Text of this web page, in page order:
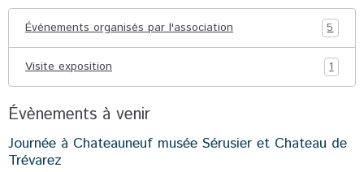
Événements organisés par l'association 5
Visite exposition 1
Évènements à venir
Journée à Chateauneuf musée Sérusier et Chateau de
Trévarez